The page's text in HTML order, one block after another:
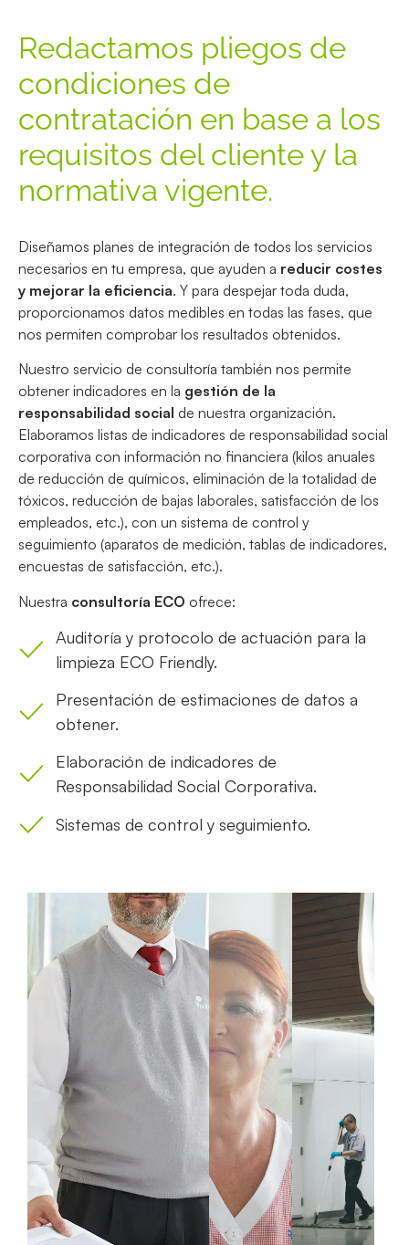
Redactamos pliegos de
condiciones de
contratación en base a los
requisitos del cliente y la
normativa vigente.
Diseñamos planes de integración de todos los servicios
necesarios en tu empresa, que ayuden a reducir costes
y mejorar la eficiencia. Y para despejar toda duda,
proporcionamos datos medibles en todas las fases, que
nos permiten comprobar los resultados obtenidos.
Nuestro servicio de consultoría también nos permite
obtener indicadores en la gestión de la
responsabilidad social de nuestra organización.
Elaboramos listas de indicadores de responsabilidad social
corporativa con información no financiera (kilos anuales
de reducción de químicos, eliminación de la totalidad de
tóxicos, reducción de bajas laborales, satisfacción de los
empleados, etc.), con un sistema de control y
seguimiento (aparatos de medición, tablas de indicadores,
encuestas de satisfacción, etc.).
Nuestra consultoría ECO ofrece:
Auditoría y protocolo de actuación para la
limpieza ECO Friendly.
Presentación de estimaciones de datos a
obtener.
Elaboración de indicadores de
Responsabilidad Social Corporativa.
Sistemas de control y seguimiento.